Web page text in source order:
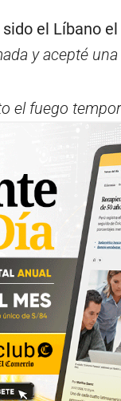
el Líbano
y acepté una
el fuego